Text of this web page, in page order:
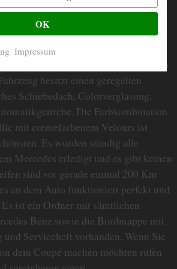
Coupé befindet sich in einem
Pflegezustand und ist Scheckheft
keine Rostprobleme und keine
Interieur ist ohne Beschädigungen
besitzt einen geregelten
Schiebedach, Colorverglasung,
Die Farbkombination
mit cremefarbenem Velours ist
Es wurden ständig alle
Mercedes erledigt und es gibt keinen
sind vor gerade einmal 200 Km
an dem Auto funktioniert perfekt und
ist ein Ordner mit sämtlichen
Benz sowie die Bordmappe mit
Serviceheft vorhanden. Wenn Sie
dem Coupé machen möchten rufen
OK
Impressum